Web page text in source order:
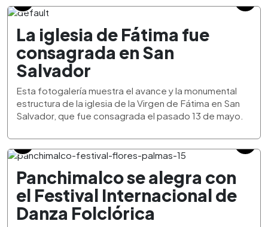
La iglesia de Fátima fue
consagrada en San
Salvador
Esta fotogalería muestra el avance y la monumental
estructura de la iglesia de la Virgen de Fátima en San
Salvador, que fue consagrada el pasado 13 de mayo.
Panchimalco se alegra con
el Festival Internacional de
Danza Folclórica